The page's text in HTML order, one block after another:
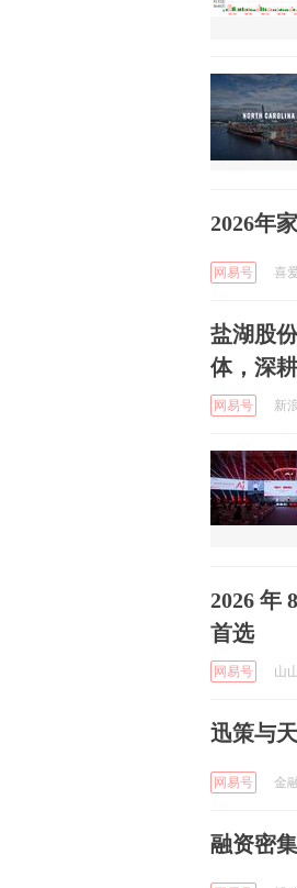
2026年
网易号 喜
盐湖股
体，深
网易号 新
2026 年
首选
网易号 山
迅策与
网易号 金
融资密